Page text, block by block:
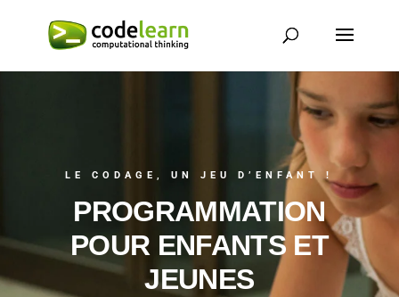
LE CODAGE, UN JEU D’ENFANT !
PROGRAMMATION
POUR ENFANTS ET
JEUNES